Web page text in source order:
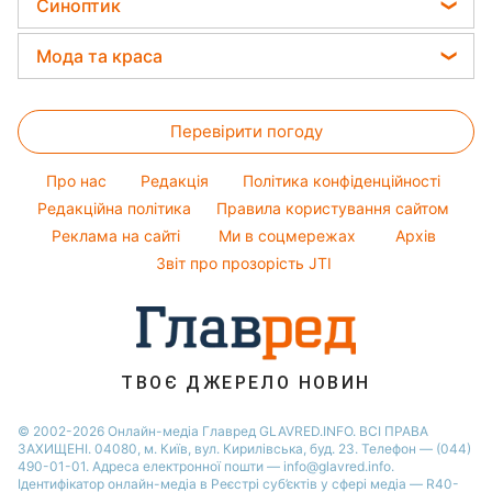
Алла Пугачова
Максим Галкін
Новини Львова
Новини Тернополя
Новини Житомира
Новини Одеси
Святкове меню
Народні прикмети
Авто
Прання
Грошова допомога
Тарифи
Курс валют
Синоптик
Прогноз погоди
Магнітні бурі
Погода на сьогодні
Погода на завтра
Пилова буря
Мода та краса
Фарбування волосся
Гарний манікюр
Модні помилки
Новини моди
Поради від Андре Тана
Перевірити погоду
Про нас Редакція
Політика конфіденційності
Редакційна політика
Правила користування сайтом
Реклама на сайті
Ми в соцмережах
Архів
Звіт про прозорість JTI
ТВОЄ ДЖЕРЕЛО НОВИН
© 2002-2026 Онлайн-медіа Главред GLAVRED.INFO. ВСІ ПРАВА
ЗАХИЩЕНІ. 04080, м. Київ, вул. Кирилівська, буд. 23. Телефон — (044)
490-01-01. Адреса електронної пошти — info@glavred.info.
Ідентифікатор онлайн-медіа в Реєстрі суб’єктів у сфері медіа — R40-